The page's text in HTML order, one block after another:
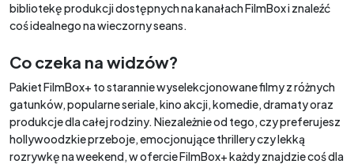
bibliotekę produkcji dostępnych na kanałach FilmBox i znaleźć
coś idealnego na wieczorny seans.
Co czeka na widzów?
Pakiet FilmBox+ to starannie wyselekcjonowane filmy z różnych
gatunków, popularne seriale, kino akcji, komedie, dramaty oraz
produkcje dla całej rodziny. Niezależnie od tego, czy preferujesz
hollywoodzkie przeboje, emocjonujące thrillery czy lekką
rozrywkę na weekend, w ofercie FilmBox+ każdy znajdzie coś dla